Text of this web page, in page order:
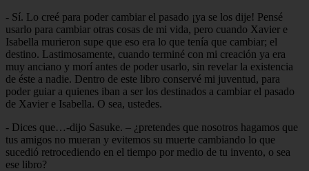
- Sí. Lo creé para poder cambiar el pasado ¡ya se los dije! Pensé
usarlo para cambiar otras cosas de mi vida, pero cuando Xavier e
Isabella murieron supe que eso era lo que tenía que cambiar; el
destino. Lastimosamente, cuando terminé con mi creación ya era
muy anciano y morí antes de poder usarlo, sin revelar la existencia
de éste a nadie. Dentro de este libro conservé mi juventud, para
poder guiar a quienes iban a ser los destinados a cambiar el pasado
de Xavier e Isabella. O sea, ustedes.
- Dices que…-dijo Sasuke. – ¿pretendes que nosotros hagamos que
tus amigos no mueran y evitemos su muerte cambiando lo que
sucedió retrocediendo en el tiempo por medio de tu invento, o sea
ese libro?